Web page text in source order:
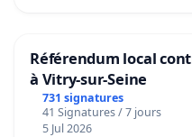
Référendum local
à Vitry-sur-Seine
731 signatures
41 Signatures / 7 jours
5 Jul 2026